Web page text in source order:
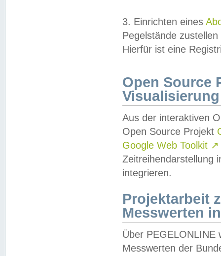
3. Einrichten eines
Pegelstände
Hierfür ist eine
Open Source
Visualisierung
Aus der interaktiven
Open Source Projekt
Google Web Toolkit ↗
Zeitreihendarstellung
integrieren.
Projektarbeit
Messwerten
Über PEGELONLINE
Messwerten der